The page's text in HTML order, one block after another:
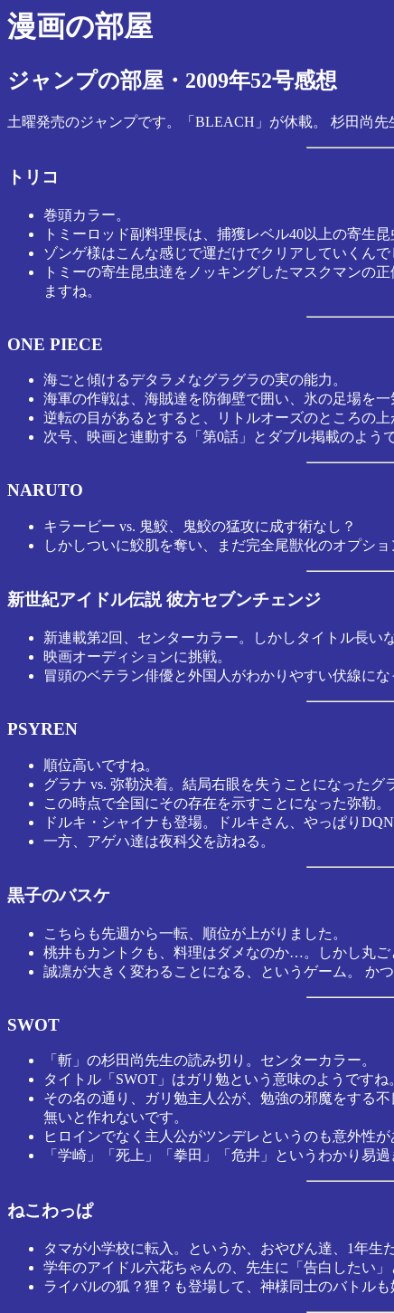
漫画の部屋
ジャンプの部屋・2009年52号感想
土曜発売のジャンプです。「BLEACH」が休載。 杉田尚先
トリコ
巻頭カラー。
トミーロッド副料理長は、捕獲レベル40以上の寄生
ゾンゲ様はこんな感じで運だけでクリアしていくんで
トミーの寄生昆虫達をノッキングしたマスクマンの
ますね。
ONE PIECE
海ごと傾けるデタラメなグラグラの実の能力。
海軍の作戦は、海賊達を防御壁で囲い、氷の足場を
逆転の目があるとすると、リトルオーズのところの上
次号、映画と連動する「第0話」とダブル掲載のようで
NARUTO
キラービー vs. 鬼鮫、鬼鮫の猛攻に成す術なし？
しかしついに鮫肌を奪い、まだ完全尾獣化のオプシ
新世紀アイドル伝説 彼方セブンチェンジ
新連載第2回、センターカラー。しかしタイトル長い
映画オーディションに挑戦。
冒頭のベテラン俳優と外国人がわかりやすい伏線にな
PSYREN
順位高いですね。
グラナ vs. 弥勒決着。結局右眼を失うことになった
この時点で全国にその存在を示すことになった弥勒
ドルキ・シャイナも登場。ドルキさん、やっぱり
一方、アゲハ達は夜科父を訪ねる。
黒子のバスケ
こちらも先週から一転、順位が上がりました。
桃井もカントクも、料理はダメなのか…。しかし丸ご
誠凛が大きく変わることになる、というゲーム。 か
SWOT
「斬」の杉田尚先生の読み切り。センターカラー。
タイトル「SWOT」はガリ勉という意味のようですね
その名の通り、ガリ勉主人公が、勉強の邪魔をする
無いと作れないです。
ヒロインでなく主人公がツンデレというのも意外性が
「学崎」「死上」「拳田」「危井」というわかり易
ねこわっぱ
タマが小学校に転入。というか、おやびん達、1年
学年のアイドル六花ちゃんの、先生に「告白したい」
ライバルの狐？狸？も登場して、神様同士のバトルも